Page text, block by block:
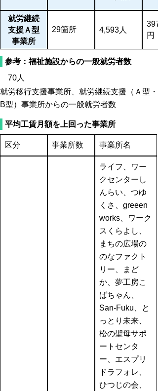
就労継続
支援Ａ型
事業所
29箇所 4,593人
円
参考：福祉施設からの一般就労者数
70人
就労移行支援事業所、就労継続支援（Ａ型・
B型）事業所からの一般就労者数
平均工賃月額を上回った事業所
区分 事業所数 事業所名
ライフ、ワー
クセンターし
んらい、つゆ
くさ、greeen
works、ワーク
スくらよし、
まちの広場の
のなファクト
リー、まど
か、夢工房こ
ばちゃん、
San-Fuku、と
っとり未来、
松の聖母サポ
ートセンタ
ー、エスプリ
ドラフォレ、
ひつじの会、